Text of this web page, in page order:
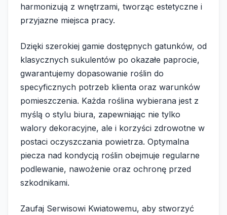
harmonizują z wnętrzami, tworząc estetyczne i
przyjazne miejsca pracy.
Dzięki szerokiej gamie dostępnych gatunków, od
klasycznych sukulentów po okazałe paprocie,
gwarantujemy dopasowanie roślin do
specyficznych potrzeb klienta oraz warunków
pomieszczenia. Każda roślina wybierana jest z
myślą o stylu biura, zapewniając nie tylko
walory dekoracyjne, ale i korzyści zdrowotne w
postaci oczyszczania powietrza. Optymalna
piecza nad kondycją roślin obejmuje regularne
podlewanie, nawożenie oraz ochronę przed
szkodnikami.
Zaufaj Serwisowi Kwiatowemu, aby stworzyć